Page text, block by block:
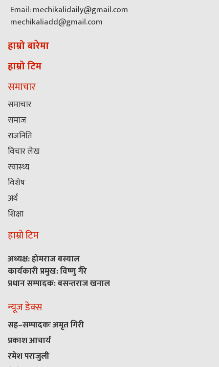
Email: mechikalidaily@gmail.com
mechikaliadd@gmail.com
हाम्रो बारेमा
हाम्रो टिम
समाचार
समाचार
समाज
राजनिति
विचार लेख
स्वास्थ्य
विशेष
अर्थ
शिक्षा
हाम्रो टिम
अध्यक्ष: होमराज बस्याल
कार्यकारी प्रमुख: विष्णु गैरे
प्रधान सम्पादक: बसन्तराज खनाल
न्यूज डेक्स
सह–सम्पादकः अमृत गिरी
प्रकाश आचार्य
रमेश पराजुली